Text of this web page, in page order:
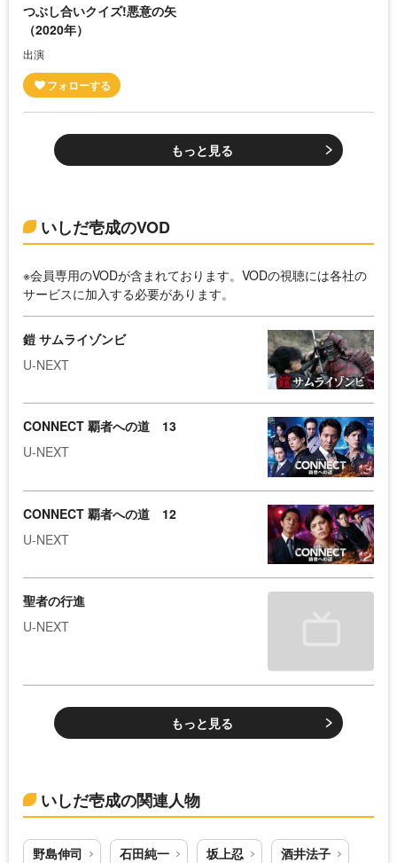
つぶし合いクイズ!悪意の矢
（2020年）
出演
もっと見る
いしだ壱成のVOD
※会員専用のVODが含まれております。VODの視聴には各社の
サービスに加入する必要があります。
鎧 サムライゾンビ
U-NEXT
CONNECT 覇者への道 13
U-NEXT
CONNECT 覇者への道 12
U-NEXT
聖者の行進
U-NEXT
もっと見る
いしだ壱成の関連人物
野島伸司 石田純一 坂上忍 酒井法子